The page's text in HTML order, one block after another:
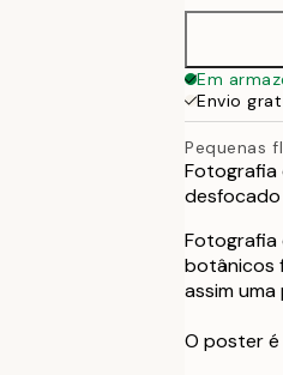
Em
Envio
Pequenas
Fotografia
desfocado
Fotografia
botânicos
assim
O poster é